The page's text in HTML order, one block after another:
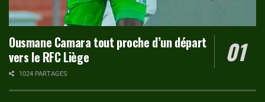
Ousmane Camara tout proche d’un départ
vers le RFC Liège
1024 PARTAGES